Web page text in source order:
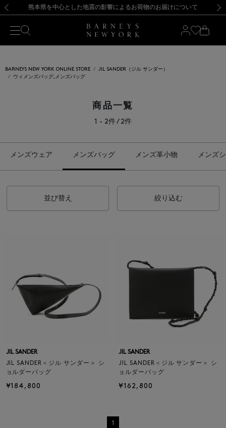
新規登録のお客様も対象！＜MY BARNEYS＞会員のお客様は11,000円（税込）以上のお買上げで常時送料無料！お買い物の際は会員登録を！
【夏季休業に伴う出荷一時停止のお知らせ】(2026.8.7) 【オンラインストア カスタマーセンター夏季休業に関するお知らせ】（2026.8.7）【夏季休業に伴う返品・交換承り一時停止のお知らせ】（2026.8.5）
熊本県を中心とした地震の影響によるお荷物のお届けについて
【開催中】SUMMER SALEのご案内・ご注意事項 新規登録のお客様も対象！＜MY BARNEYS＞会員のお客様は11,000円（税込）以上のお買上げで常時送料無料！お買い物の際は会員登録を！
【夏季休業に伴う出荷一時停止のお知らせ】(2026.8.7)
BARNEYS NEW YORK ONLINE STORE
JIL SANDER（ジル サンダー）
ウィメンズバッグ,メンズバッグ
商品一覧
1 - 2件 / 2件
メンズウェア メンズバッグ メンズ革小物 メンズ
並び替え 絞り込む
JIL SANDER
JIL SANDER＜ジル サンダー＞ シ
ョルダーバッグ
¥184,800
JIL SANDER
JIL SANDER＜ジル サンダー＞ シ
ョルダーバッグ
¥162,800
1